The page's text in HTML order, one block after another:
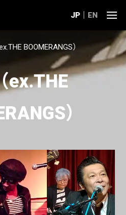
JP EN
BOOMERANGS）
ex.THE
）